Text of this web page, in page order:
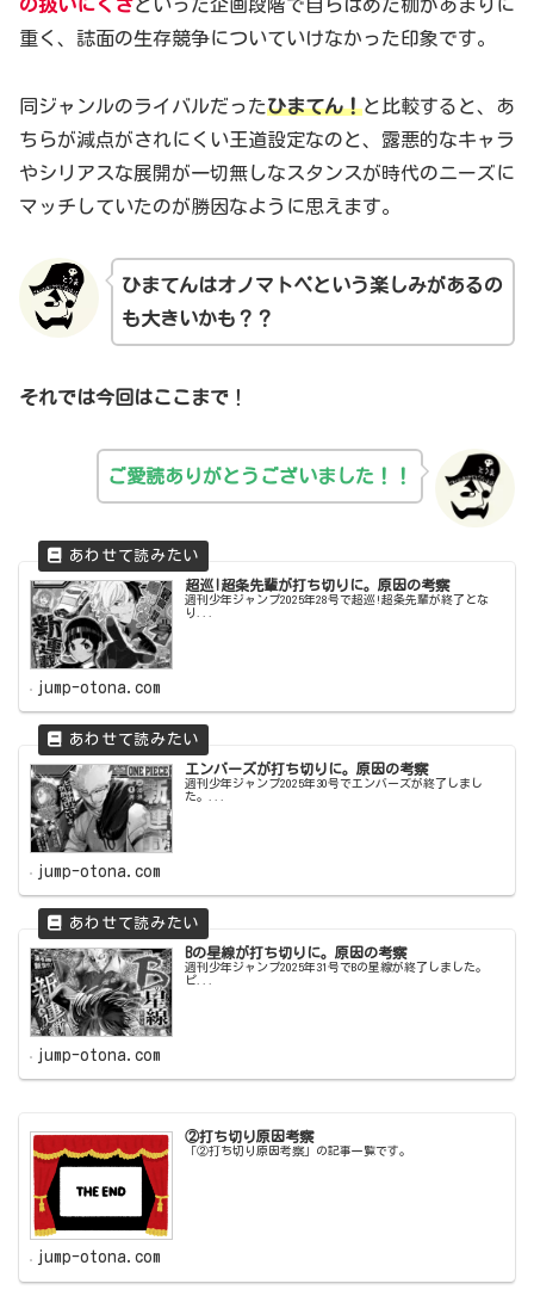
の扱いにくさといった企画段階で自らはめた枷があまりに
重く、誌面の生存競争についていけなかった印象です。
同ジャンルのライバルだったひまてん！と比較すると、あ
ちらが減点がされにくい王道設定なのと、露悪的なキャラ
やシリアスな展開が一切無しなスタンスが時代のニーズに
マッチしていたのが勝因なように思えます。
ひまてんはオノマトペという楽しみがあるの
も大きいかも？？
それでは今回はここまで ！
ご愛読ありがとうございました！！
超巡!超条先輩が打ち切りに。原因の考察
週刊少年ジャンプ2025年28号で超巡!超条先輩が終了とな
り...
jump-otona.com
エンバーズが打ち切りに。原因の考察
週刊少年ジャンプ2025年30号でエンバーズが終了しまし
た。...
jump-otona.com
Bの星線が打ち切りに。原因の考察
週刊少年ジャンプ2025年31号でBの星線が終了しました。
ピ...
jump-otona.com
②打ち切り原因考察
「②打ち切り原因考察」の記事一覧です。
jump-otona.com